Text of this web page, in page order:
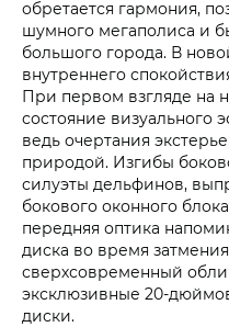
обретается гармония,
шумного мегаполиса и
большого города. В
внутреннего
При первом взгляде на
состояние визуального
ведь очертания
природой. Изгибы
силуэты дельфинов,
бокового оконного
передняя оптика
диска во время
сверхсовременный
эксклюзивные 20-
диски.